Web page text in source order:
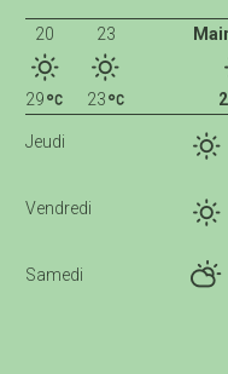
20
29
23
23
Jeudi
Vendredi
Samedi